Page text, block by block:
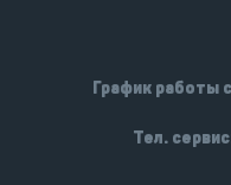
График работы
Тел.